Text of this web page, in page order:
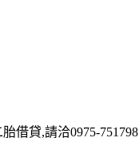
借貸,請洽0975-751798